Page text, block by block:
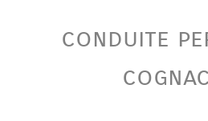
conduite